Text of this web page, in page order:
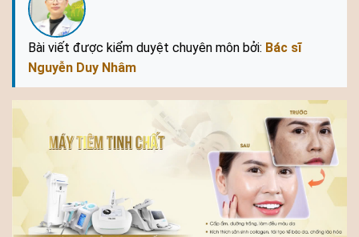
Bài viết được kiểm duyệt chuyên môn bởi: Bác sĩ
Nguyễn Duy Nhâm